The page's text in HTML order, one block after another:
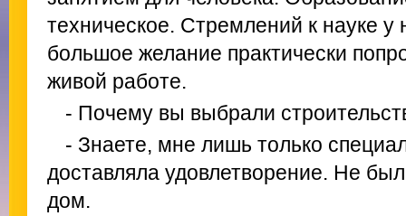
техническое. Стремлений к науке у
большое желание практически
живой работе.
- Почему вы выбрали
- Знаете, мне лишь только
доставляла удовлетворение. Не
дом.